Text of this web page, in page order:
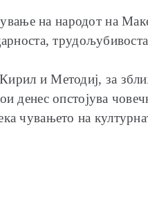
на народот на
и Методиј, за
денес опстојува
чувањето на